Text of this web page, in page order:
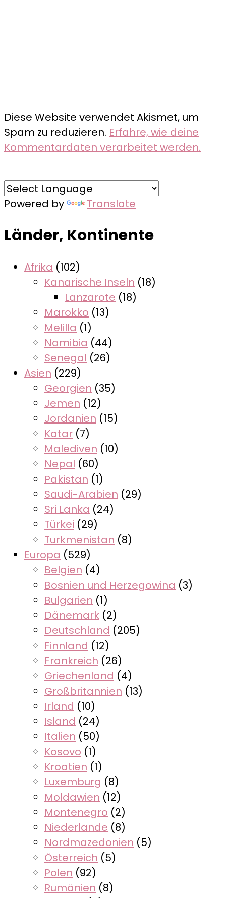
Diese Website verwendet Akismet, um
Spam zu reduzieren. Erfahre, wie deine
Kommentardaten verarbeitet werden.
Powered by Translate
Länder, Kontinente
Afrika (102)
Kanarische Inseln (18)
Lanzarote (18)
Marokko (13)
Melilla (1)
Namibia (44)
Senegal (26)
Asien (229)
Georgien (35)
Jemen (12)
Jordanien (15)
Katar (7)
Malediven (10)
Nepal (60)
Pakistan (1)
Saudi-Arabien (29)
Sri Lanka (24)
Türkei (29)
Turkmenistan (8)
Europa (529)
Belgien (4)
Bosnien und Herzegowina (3)
Bulgarien (1)
Dänemark (2)
Deutschland (205)
Finnland (12)
Frankreich (26)
Griechenland (4)
Großbritannien (13)
Irland (10)
Island (24)
Italien (50)
Kosovo (1)
Kroatien (1)
Luxemburg (8)
Moldawien (12)
Montenegro (2)
Niederlande (8)
Nordmazedonien (5)
Österreich (5)
Polen (92)
Rumänien (8)